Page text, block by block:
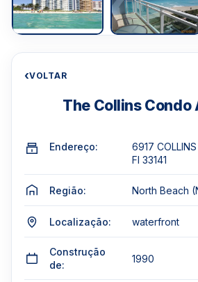
‹VOLTAR
The Collins Condo
Endereço:
6917
Fl 33141
Região: North Beach
Localização: waterfront
Construção
de:
1990